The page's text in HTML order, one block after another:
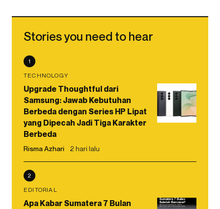
Stories you need to hear
1
TECHNOLOGY
Upgrade Thoughtful dari
Samsung: Jawab Kebutuhan
Berbeda dengan Series HP Lipat
yang Dipecah Jadi Tiga Karakter
Berbeda
Risma Azhari 2 hari lalu
2
EDITORIAL
Apa Kabar Sumatera 7 Bulan